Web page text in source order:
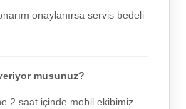
onaylanırsa servis bedeli
musunuz?
2 saat içinde mobil ekibimiz